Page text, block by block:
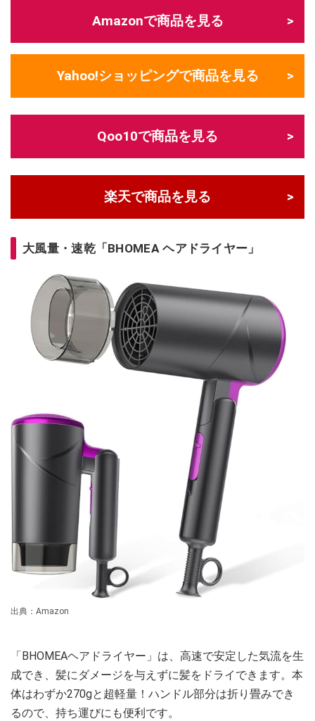
Amazonで商品を見る
Yahoo!ショッピングで商品を見る
Qoo10で商品を見る
楽天で商品を見る
大風量・速乾「BHOMEA ヘアドライヤー」
出典：Amazon
「BHOMEAヘアドライヤー」は、高速で安定した気流を生
成でき、髪にダメージを与えずに髪をドライできます。本
体はわずか270gと超軽量！ハンドル部分は折り畳みでき
るので、持ち運びにも便利です。